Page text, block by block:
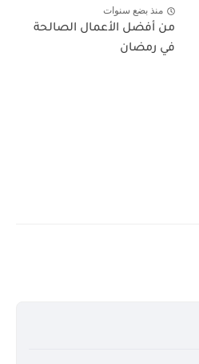
منذ بضع سنوات
من أفضل الأعمال الصالحة
في رمضان